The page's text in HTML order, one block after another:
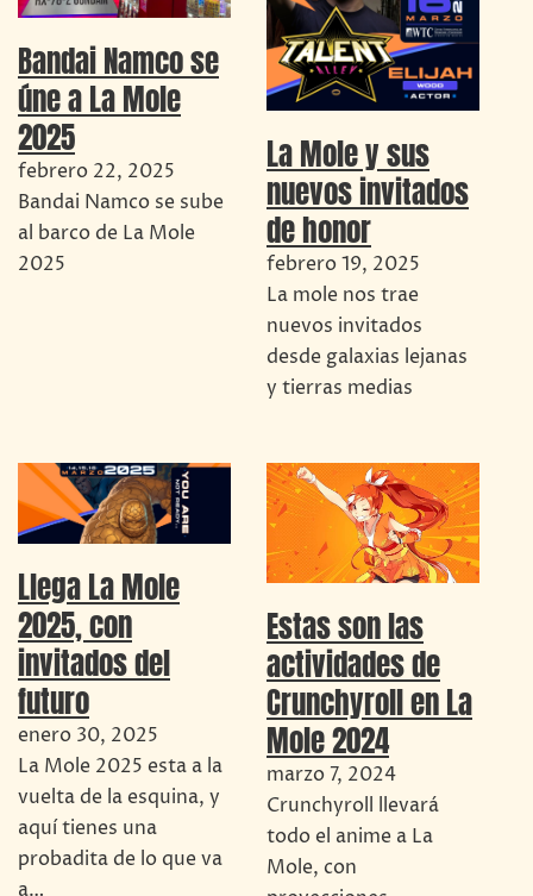
Bandai Namco se
úne a La Mole
2025
febrero 22, 2025
Bandai Namco se sube
al barco de La Mole
2025
La Mole y sus
nuevos invitados
de honor
febrero 19, 2025
La mole nos trae
nuevos invitados
desde galaxias lejanas
y tierras medias
Llega La Mole
2025, con
invitados del
futuro
enero 30, 2025
La Mole 2025 esta a la
vuelta de la esquina, y
aquí tienes una
probadita de lo que va
a…
Estas son las
actividades de
Crunchyroll en La
Mole 2024
marzo 7, 2024
Crunchyroll llevará
todo el anime a La
Mole, con